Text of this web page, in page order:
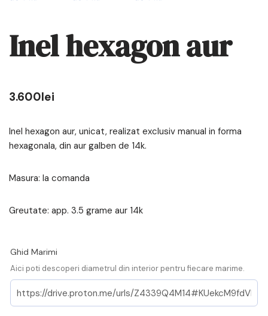
Inel hexagon aur
3.600lei
Inel hexagon aur, unicat, realizat exclusiv manual in forma
hexagonala, din aur galben de 14k.
Masura: la comanda
Greutate: app. 3.5 grame aur 14k
Ghid Marimi
Aici poti descoperi diametrul din interior pentru fiecare marime.